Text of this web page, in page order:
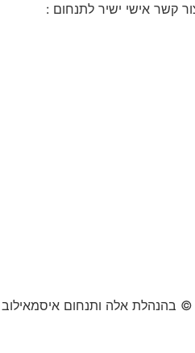
קשר אישי ישיר לתנחום :
© בהנהלת אלה ותנחום איסמאילוב